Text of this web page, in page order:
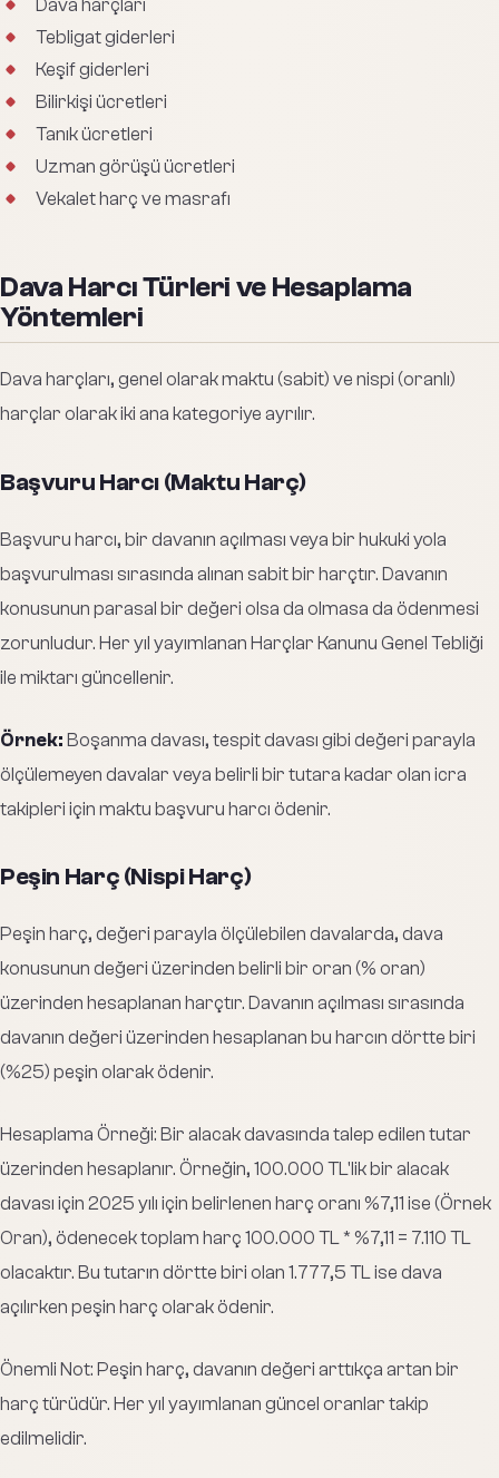
Dava harçları
Tebligat giderleri
Keşif giderleri
Bilirkişi ücretleri
Tanık ücretleri
Uzman görüşü ücretleri
Vekalet harç ve masrafı
Dava Harcı Türleri ve Hesaplama
Yöntemleri
Dava harçları, genel olarak maktu (sabit) ve nispi (oranlı)
harçlar olarak iki ana kategoriye ayrılır.
Başvuru Harcı (Maktu Harç)
Başvuru harcı, bir davanın açılması veya bir hukuki yola
başvurulması sırasında alınan sabit bir harçtır. Davanın
konusunun parasal bir değeri olsa da olmasa da ödenmesi
zorunludur. Her yıl yayımlanan Harçlar Kanunu Genel Tebliği
ile miktarı güncellenir.
Örnek: Boşanma davası, tespit davası gibi değeri parayla
ölçülemeyen davalar veya belirli bir tutara kadar olan icra
takipleri için maktu başvuru harcı ödenir.
Peşin Harç (Nispi Harç)
Peşin harç, değeri parayla ölçülebilen davalarda, dava
konusunun değeri üzerinden belirli bir oran (% oran)
üzerinden hesaplanan harçtır. Davanın açılması sırasında
davanın değeri üzerinden hesaplanan bu harcın dörtte biri
(%25) peşin olarak ödenir.
Hesaplama Örneği: Bir alacak davasında talep edilen tutar
üzerinden hesaplanır. Örneğin, 100.000 TL'lik bir alacak
davası için 2025 yılı için belirlenen harç oranı %7,11 ise (Örnek
Oran), ödenecek toplam harç 100.000 TL * %7,11 = 7.110 TL
olacaktır. Bu tutarın dörtte biri olan 1.777,5 TL ise dava
açılırken peşin harç olarak ödenir.
Önemli Not: Peşin harç, davanın değeri arttıkça artan bir
harç türüdür. Her yıl yayımlanan güncel oranlar takip
edilmelidir.